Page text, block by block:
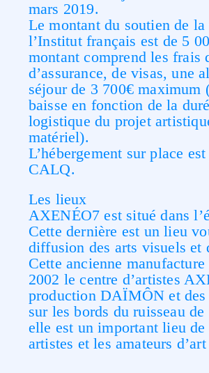
mars 2019.
Le montant du soutien de
l’Institut français est de 5
montant comprend les frais
d’assurance, de visas, une
séjour de 3 700€ maximum
baisse en fonction de la
logistique du projet
matériel).
L’hébergement sur place
CALQ.
Les lieux
AXENÉO7 est situé dans
Cette dernière est un lieu
diffusion des arts visuels et
Cette ancienne
2002 le centre d’artistes
production DAÏMÔN et des
sur les bords du ruisseau
elle est un important lieu
artistes et les amateurs